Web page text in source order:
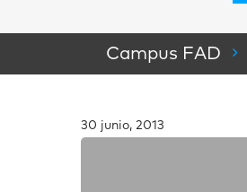
Campus FAD
30 junio, 2013